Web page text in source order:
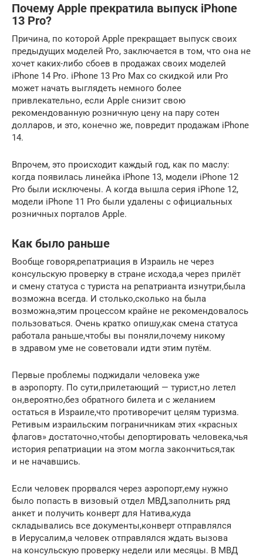
Почему Apple прекратила выпуск iPhone
13 Pro?
Причина, по которой Apple прекращает выпуск своих
предыдущих моделей Pro, заключается в том, что она не
хочет каких-либо сбоев в продажах своих моделей
iPhone 14 Pro. iPhone 13 Pro Max со скидкой или Pro
может начать выглядеть немного более
привлекательно, если Apple снизит свою
рекомендованную розничную цену на пару сотен
долларов, и это, конечно же, повредит продажам iPhone
14.
Впрочем, это происходит каждый год, как по маслу:
когда появилась линейка iPhone 13, модели iPhone 12
Pro были исключены. А когда вышла серия iPhone 12,
модели iPhone 11 Pro были удалены с официальных
розничных порталов Apple.
Как было раньше
Вообще говоря,репатриация в Израиль не через
консульскую проверку в стране исхода,а через прилёт
и смену статуса с туриста на репатрианта изнутри,была
возможна всегда. И столько,сколько на была
возможна,этим процессом крайне не рекомендовалось
пользоваться. Очень кратко опишу,как смена статуса
работала раньше,чтобы вы поняли,почему никому
в здравом уме не советовали идти этим путём.
Первые проблемы поджидали человека уже
в аэропорту. По сути,прилетающий — турист,но летел
он,вероятно,без обратного билета и с желанием
остаться в Израиле,что противоречит целям туризма.
Ретивым израильским пограничникам этих «красных
флагов» достаточно,чтобы депортировать человека,чья
история репатриации на этом могла закончиться,так
и не начавшись.
Если человек прорвался через аэропорт,ему нужно
было попасть в визовый отдел МВД,заполнить ряд
анкет и получить конверт для Натива,куда
складывались все документы,конверт отправлялся
в Иерусалим,а человек отправлялся ждать вызова
на консульскую проверку недели или месяцы. В МВД